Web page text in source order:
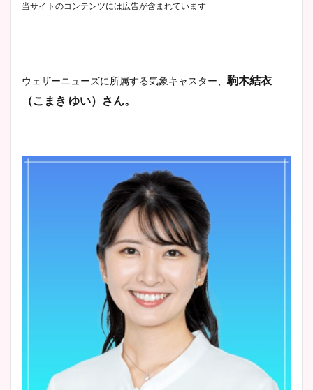
当サイトのコンテンツには広告が含まれています
ウェザーニューズに所属する気象キャスター、駒木結衣
（こまき ゆい）さん。